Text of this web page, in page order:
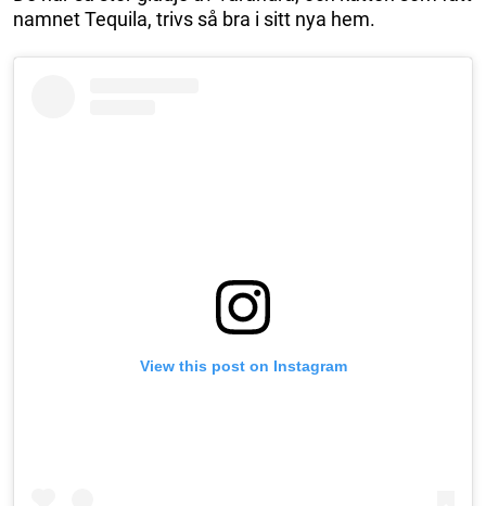
namnet Tequila, trivs så bra i sitt nya hem.
View this post on Instagram